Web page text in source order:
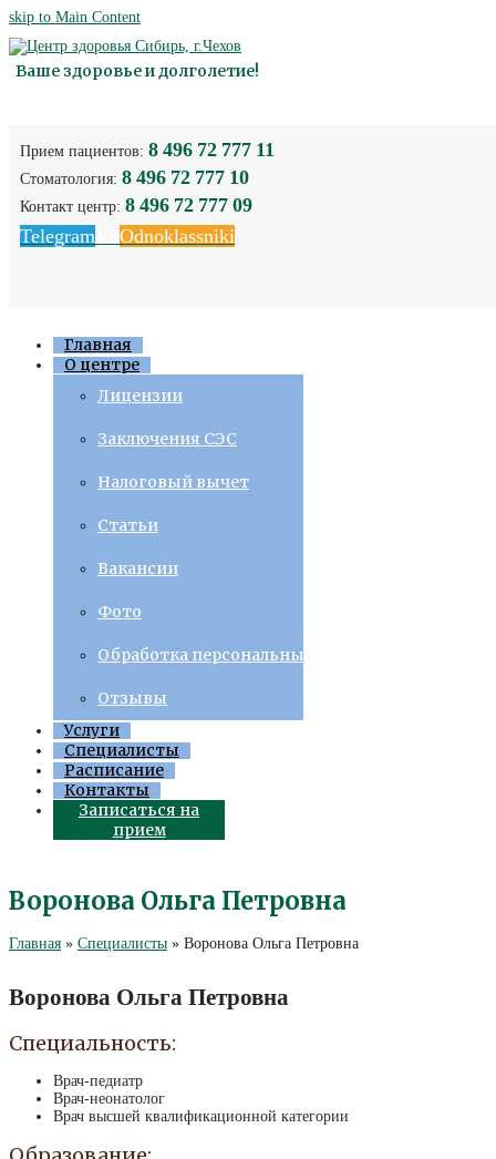
skip to Main Content
Ваше здоровье и долголетие!
Прием пациентов: 8 496 72 777 11
Стоматология: 8 496 72 777 10
Контакт центр: 8 496 72 777 09
Telegram
Odnoklassniki
Главная
О центре
Лицензии
Заключения СЭС
Налоговый вычет
Статьи
Вакансии
Фото
Обработка персональных данных
Отзывы
Услуги
Специалисты
Расписание
Контакты
Записаться на
прием
Воронова Ольга Петровна
Главная » Специалисты » Воронова Ольга Петровна
Воронова Ольга Петровна
Специальность:
Врач-педиатр
Врач-неонатолог
Врач высшей квалификационной категории